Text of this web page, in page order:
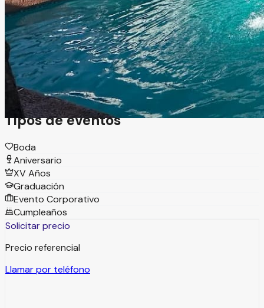
Información
Hacienda Las Minitas combina un entorno espectacular
con atención impecable y más de 33 años de experiencia
en la organización de eventos. Su trayectoria respalda la
calidad en cada detalle, convirtiéndolo en el lugar ideal
para celebrar bodas y eventos especiales con excelencia.
Tipos de eventos
Boda
Aniversario
XV Años
Graduación
Evento Corporativo
Cumpleaños
Solicitar precio
Precio referencial
Llamar por teléfono